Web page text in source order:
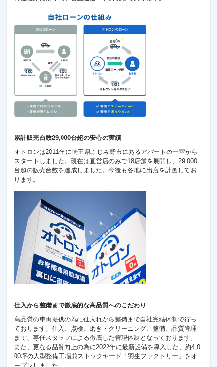
累計販売台数29,000台超の安心の実績
オトロンは2011年に埼玉県ふじみ野市にあるアパートの一室から
スタートしました。現在は直営店のみで18店舗を展開し、29,000
台超の販売台数を達成しました。今後も各地に出店を計画してお
ります。
仕入から整備まで徹底的な高品質へのこだわり
高品質の車両提供の為に仕入れから整備まで自社完結体制で行っ
ております。仕入、点検、磨き・クリーニング、整備、品質管理
まで、専任スタッフによる徹底した管理体制となっております。
また、更なる品質向上の為に2022年に最新設備を導入した、約4,0
00坪の大型整備工場兼ストックヤード「羽生ファクトリー」をオ
ープンしました。